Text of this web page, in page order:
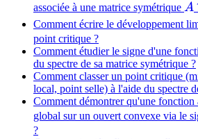
associée à une matrice symétrique A
A
Comment écrire le développement
point critique ?
Comment étudier le signe d'une
du spectre de sa matrice symétrique ?
Comment classer un point critique
local, point selle) à l'aide du spectre
Comment démontrer qu'une fonction
global sur un ouvert convexe via le
?